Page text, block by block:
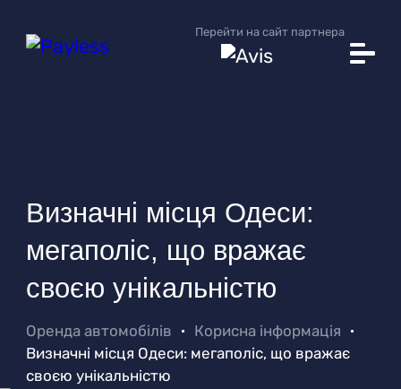
Перейти на сайт партнера
Автопарк
Корисна інформація
Прокатні станції
Про Payless
Новини
Пошук авто
Визначні місця Одеси:
мегаполіс, що вражає
своєю унікальністю
Оренда автомобілів
Корисна інформація
Визначні місця Одеси: мегаполіс, що вражає
своєю унікальністю